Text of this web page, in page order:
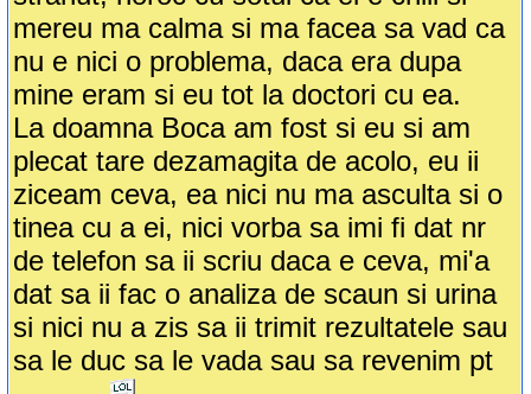
mereu ma calma si ma facea sa vad ca
nu e nici o problema, daca era dupa
mine eram si eu tot la doctori cu ea.
La doamna Boca am fost si eu si am
plecat tare dezamagita de acolo, eu ii
ziceam ceva, ea nici nu ma asculta si o
tinea cu a ei, nici vorba sa imi fi dat nr
de telefon sa ii scriu daca e ceva, mi'a
dat sa ii fac o analiza de scaun si urina
si nici nu a zis sa ii trimit rezultatele sau
sa le duc sa le vada sau sa revenim pt